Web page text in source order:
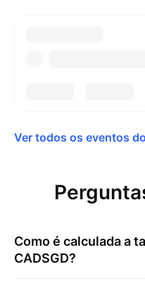
Ver todos os eventos do
Como é calculada a
CADSGD?